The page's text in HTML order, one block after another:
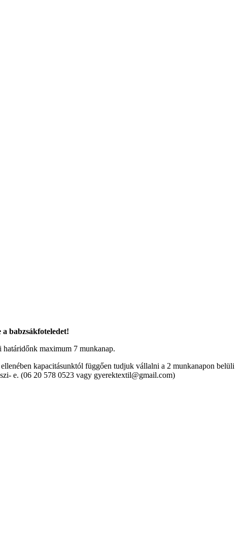
babzsákfoteledet!
maximum 7 munkanap.
kapacitásunktól függően tudjuk vállalni a 2 munkanapon belüli
e. (06 20 578 0523 vagy gyerektextil@gmail.com)